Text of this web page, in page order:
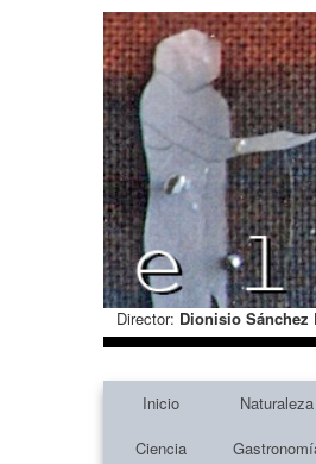
Director: Dionisio Sánchez
Inicio Naturaleza
Ciencia